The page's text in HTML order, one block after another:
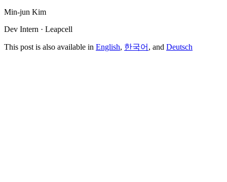
Min-jun Kim
Dev Intern · Leapcell
This post is also available in English, 한국어 , and Deutsch